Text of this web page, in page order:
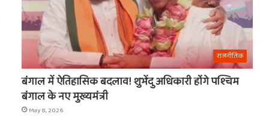
राजनीतिक
बंगाल में ऐतिहासिक बदलाव! शुभेंदु अधिकारी होंगे पश्चिम
बंगाल के नए मुख्यमंत्री
May 8, 2026